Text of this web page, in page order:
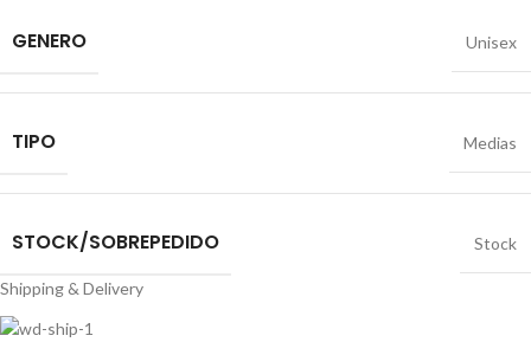
GENERO Unisex
TIPO Medias
STOCK/SOBREPEDIDO Stock
Shipping & Delivery